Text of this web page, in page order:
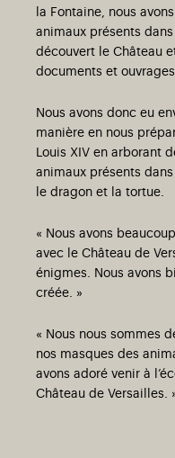
onglet)
nouvel onglet)
fenêtre modale)
de l'application
la Fontaine, nous
animaux présents
découvert le Château
documents et
Nous avons donc eu
manière en nous
Louis XIV en arborant
animaux présents
le dragon et la tortue.
« Nous avons
avec le Château de
énigmes. Nous avons
créée. »
« Nous nous sommes
nos masques des
avons adoré venir à
Château de Versailles.